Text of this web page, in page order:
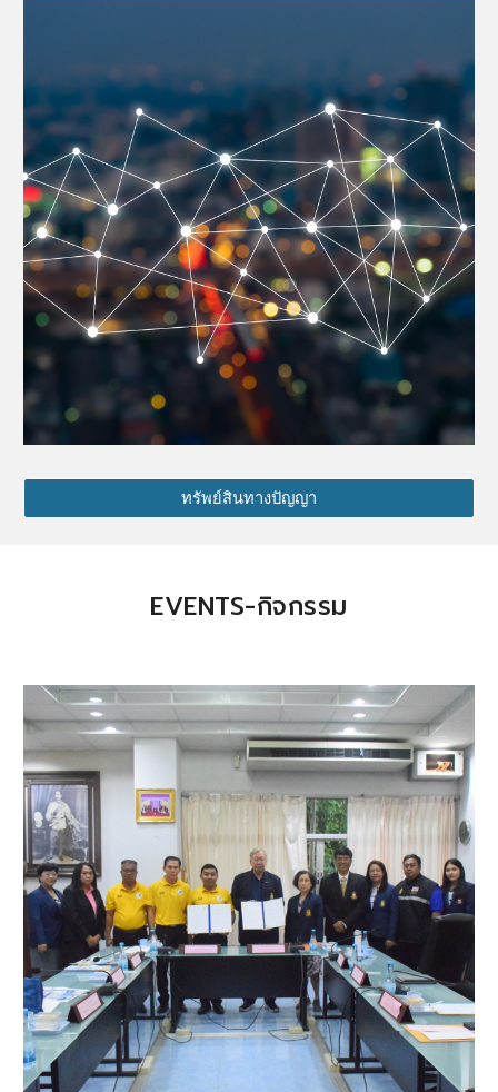
ทรัพย์สินทางปัญญา
EVENTS-กิจกรรม